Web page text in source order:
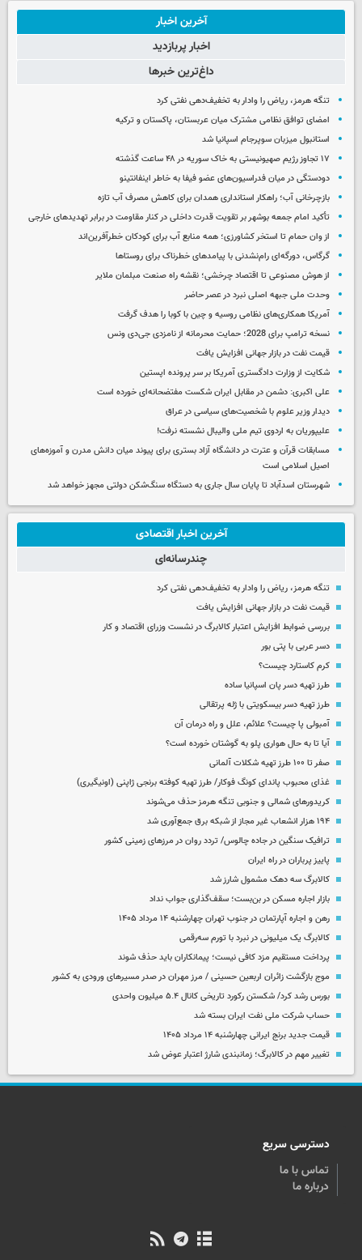
آخرین اخبار
اخبار پربازدید
داغ‌ترین خبرها
تنگه هرمز، ریاض را وادار به تخفیف‌دهی نفتی کرد
امضای توافق نظامی مشترک میان عربستان، پاکستان و ترکیه
استانبول میزبان سوپرجام اسپانیا شد
۱۷ تجاوز رژیم صهیونیستی به خاک سوریه در ۴۸ ساعت گذشته
دودستگی در میان فدراسیون‌های عضو فیفا به خاطر اینفانتینو
بازچرخانی آب؛ راهکار استانداری همدان برای کاهش مصرف آب تازه
تأکید امام جمعه بوشهر بر تقویت قدرت داخلی در کنار مقاومت در برابر تهدیدهای خارجی
از وان حمام تا استخر کشاورزی؛ همه منابع آب برای کودکان خطرآفرین‌اند
گرگاس، دورگه‌ای رام‌نشدنی با پیامدهای خطرناک برای روستاها
از هوش مصنوعی تا اقتصاد چرخشی؛ نقشه راه صنعت مبلمان ملایر
وحدت ملی جبهه اصلی نبرد در عصر حاضر
آمریکا همکاری‌های نظامی روسیه و چین با کوبا را هدف گرفت
نسخه ترامپ برای 2028؛ حمایت محرمانه از نامزدی جی‌دی ونس
قیمت نفت در بازار جهانی افزایش یافت
شکایت از وزارت دادگستری آمریکا بر سر پرونده اپستین
علی اکبری: دشمن در مقابل ایران شکست مفتضحانه‌ای خورده است
دیدار وزیر علوم با شخصیت‌های سیاسی در عراق
علیپوریان به اردوی تیم ملی والیبال نشسته نرفت!
مسابقات قرآن و عترت در دانشگاه آزاد بستری برای پیوند میان دانش مدرن و آموزه‌های
اصیل اسلامی است
شهرستان اسدآباد تا پایان سال جاری به دستگاه سنگ‌شکن دولتی مجهز خواهد شد
آخرین اخبار اقتصادی
چندرسانه‌ای
تنگه هرمز، ریاض را وادار به تخفیف‌دهی نفتی کرد
قیمت نفت در بازار جهانی افزایش یافت
بررسی ضوابط افزایش اعتبار کالابرگ در نشست وزرای اقتصاد و کار
دسر عربی با پتی بور
کرم کاستارد چیست؟
طرز تهیه دسر پان اسپانیا ساده
طرز تهیه دسر بیسکویتی با ژله پرتقالی
آمبولی پا چیست؟ علائم، علل و راه درمان آن
آیا تا به حال هواری پلو به گوشتان خورده است؟
صفر تا ۱۰۰ طرز تهیه شکلات آلمانی
غذای محبوب پاندای کونگ فوکار/ طرز تهیه کوفته برنجی ژاپنی (اونیگیری)
کریدورهای شمالی و جنوبی تنگه هرمز حذف می‌شوند
۱۹۴ هزار انشعاب غیر مجاز از شبکه برق جمع‌آوری شد
ترافیک سنگین در جاده چالوس/ تردد روان در مرزهای زمینی کشور
پاییز پرباران در راه ایران
کالابرگ سه دهک مشمول شارز شد
بازار اجاره مسکن در بن‌بست؛ سقف‌گذاری جواب نداد
رهن و اجاره آپارتمان در جنوب تهران چهارشنبه ۱۴ مرداد ۱۴۰۵
کالابرگ یک میلیونی در نبرد با تورم سه‌رقمی
پرداخت مستقیم مزد کافی نیست؛ پیمانکاران باید حذف شوند
موج بازگشت زائران اربعین حسینی / مرز مهران در صدر مسیرهای ورودی به کشور
بورس رشد کرد/ شکستن رکورد تاریخی کانال ۵.۴ میلیون واحدی
حساب‌ شرکت ملی نفت ایران بسته شد
قیمت جدید برنج ایرانی چهارشنبه ۱۴ مرداد ۱۴۰۵
تغییر مهم در کالابرگ؛ زمانبندی‌ شارژ اعتبار عوض شد
دسترسی سریع
تماس با ما
درباره ما